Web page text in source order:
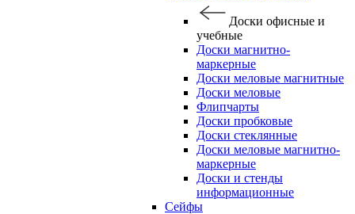
Доски офисные и
учебные
Доски магнитно-
маркерные
Доски меловые магнитные
Доски меловые
Флипчарты
Доски пробковые
Доски стеклянные
Доски меловые магнитно-
маркерные
Доски и стенды
информационные
Сейфы